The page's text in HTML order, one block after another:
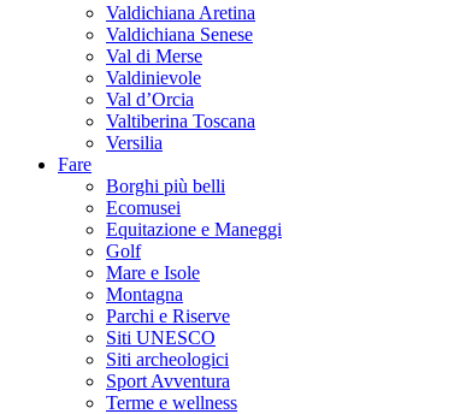
Valdichiana Aretina
Valdichiana Senese
Val di Merse
Valdinievole
Val d’Orcia
Valtiberina Toscana
Versilia
Fare
Borghi più belli
Ecomusei
Equitazione e Maneggi
Golf
Mare e Isole
Montagna
Parchi e Riserve
Siti UNESCO
Siti archeologici
Sport Avventura
Terme e wellness